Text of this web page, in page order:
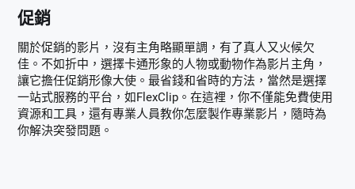
促銷
關於促銷的影片，沒有主角略顯單調，有了真人又火候欠
佳。不如折中，選擇卡通形象的人物或動物作為影片主角，
讓它擔任促銷形像大使。最省錢和省時的方法，當然是選擇
一站式服務的平台，如FlexClip。在這裡，你不僅能免費使用
資源和工具，還有專業人員教你怎麼製作專業影片，隨時為
你解決突發問題。